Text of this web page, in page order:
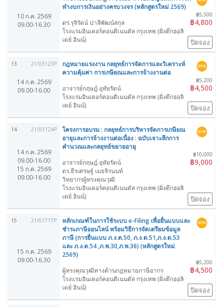
10 ก.ค. 2569
09.00-16.30
ทำงบการเงินอย่างครบวงจร (หลักสูตรใหม่ 2569)
฿5,500
฿4,800
ดร.รุจิรัตน์ ปาลีพัฒน์สกุล
โรงแรมอินเตอร์คอนติเนนตัล กรุงเทพ (ฝั่งตึกฮอลิ
เดย์ อินน์)
ปิดจอง
13 21/03123P
14 ก.ค. 2569
09.00-16.00
กฎหมายแรงงาน กลยุทธ์การจัดการและวิเคราะห์
ความคุ้มค่า การเกษียณและการจ้างงานต่อ
฿5,200
฿4,500
อาจารย์กฤษฎ์ อุทัยรัตน์
โรงแรมอินเตอร์คอนติเนนตัล กรุงเทพ (ฝั่งตึกฮอลิ
เดย์ อินน์)
ปิดจอง
14 21/03124P
14 ก.ค. 2569
09.00-16.00
15 ก.ค. 2569
09.00-16.00
โครงการอบรม : กลยุทธ์การบริหารจัดการเกษียณ
อายุและการจ้างงานต่อเนื่อง : ฉบับเจาะลึกการ
คำนวณและกลยุทธ์ขยายอายุ
฿10,000
฿9,000
อาจารย์กฤษฎ์ อุทัยรัตน์
ดร.ธีรเศรษฐ์ เมธจิรนนท์
วิทยากรผู้ทรงคุณวุฒิ
โรงแรมอินเตอร์คอนติเนนตัล กรุงเทพ (ฝั่งตึกฮอลิ
เดย์ อินน์)
ปิดจอง
15 21/01717P
15 ก.ค. 2569
09.00-16.30
หลักเกณฑ์ในการใช้ระบบ e-Filing เพื่อยื่นแบบและ
ชำระภาษีออนไลน์ พร้อมวิธีการจัดเตรียมข้อมูล
ภาษี (การยื่นแบบ ภ.ง.ด.50, ภ.ง.ด.51,ภ.ง.ด.53
และ ภ.ง.ด.54 ,ภ.พ.30,ภ.พ.36) (หลักสูตรใหม่
2569)
฿5,200
฿4,500
ผู้ทรงคุณวุฒิทางด้านกฎหมายภาษีอากร
โรงแรมอินเตอร์คอนติเนนตัล กรุงเทพ (ฝั่งตึกฮอลิ
เดย์ อินน์)
ปิดจอง